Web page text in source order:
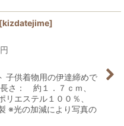
[kizdatejime]
円
子供着物用の伊達締めで
長さ： 約１．７ｃｍ、
リエステル１００％、
※光の加減により写真の